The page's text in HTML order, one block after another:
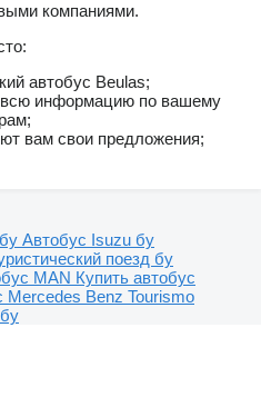
компаниями.
автобус Beulas;
информацию по вашему
вам свои предложения;
Автобус Isuzu бу
поезд бу
MAN Купить автобус
Mercedes Benz Tourismo